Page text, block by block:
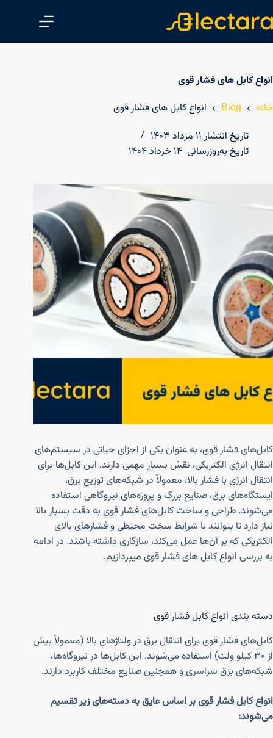
ش
انواع کابل های فشار قوی
خانه
Blog
انواع کابل های فشار قوی
تاریخ انتشار ۱۱ مرداد ۱۴۰۳
تاریخ به‌روزرسانی ۱۴ خرداد ۱۴۰۴
کابل‌های فشار قوی، به عنوان یکی از اجزای حیاتی در سیستم‌های
انتقال انرژی الکتریکی، نقش بسیار مهمی دارند. این کابل‌ها برای
انتقال انرژی با فشار بالا، معمولاً در شبکه‌های توزیع برق،
ایستگاه‌های برق، صنایع بزرگ و پروژه‌های نیروگاهی استفاده
می‌شوند. طراحی و ساخت کابل‌های فشار قوی به دقت بسیار بالا
نیاز دارد تا بتوانند با شرایط سخت محیطی و فشارهای بالای
الکتریکی که بر آن‌ها عمل می‌کند، سازگاری داشته باشند. در ادامه
به بررسی انواع کابل های فشار قوی میپردازیم.
دسته بندی انواع کابل فشار قوی
کابل‌های فشار قوی برای انتقال برق در ولتاژهای بالا (معمولاً بیش
از ۳۰ کیلو ولت) استفاده می‌شوند. این کابل‌ها در نیروگاه‌ها،
شبکه‌های برق سراسری و همچنین صنایع مختلف کاربرد دارند.
انواع کابل فشار قوی بر اساس عایق به دسته‌های زیر تقسیم
می‌شوند: